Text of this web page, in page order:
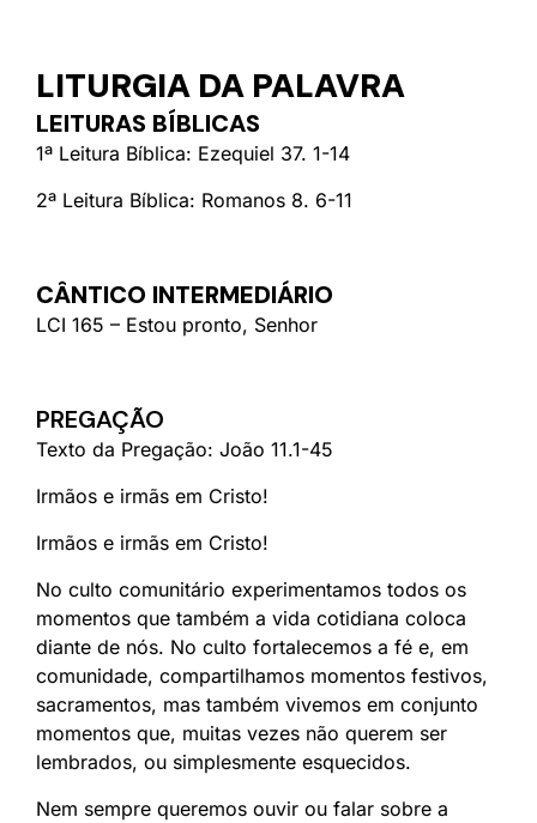
LITURGIA DA PALAVRA
LEITURAS BÍBLICAS
1ª Leitura Bíblica: Ezequiel 37. 1-14
2ª Leitura Bíblica: Romanos 8. 6-11
CÂNTICO INTERMEDIÁRIO
LCI 165 – Estou pronto, Senhor
PREGAÇÃO
Texto da Pregação: João 11.1-45
Irmãos e irmãs em Cristo!
Irmãos e irmãs em Cristo!
No culto comunitário experimentamos todos os
momentos que também a vida cotidiana coloca
diante de nós. No culto fortalecemos a fé e, em
comunidade, compartilhamos momentos festivos,
sacramentos, mas também vivemos em conjunto
momentos que, muitas vezes não querem ser
lembrados, ou simplesmente esquecidos.
Nem sempre queremos ouvir ou falar sobre a